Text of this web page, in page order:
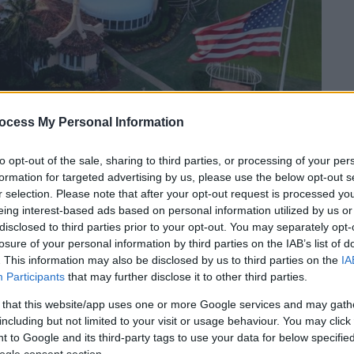
My Personal Information
opt-out of the sale, sharing to third parties, or processing of your
for targeted advertising by us, please use the below opt-out
selection. Please note that after your opt-out request is processed
interest-based ads based on personal information utilized by us
to third parties prior to your opt-out. You may separately
of your personal information by third parties on the IAB’s list of
This information may also be disclosed by us to third parties on the
Participants that may further disclose it to other third parties.
that this website/app uses one or more Google services and may
but not limited to your visit or usage behaviour. You may
to Google and its third-party tags to use your data for below
Photo/Steve Helber, File)
το ΕΘΝΟΣ στη Google
τωνΗΠΑανακοίνωσε ότι πράκτορές της
περίπου 20 ετών ο οποίοςεπιχείρησε
ασφαλείας του θερέτρου τουΝτόναλντ
της Φλόριντα.
Ουάσινγκτον.